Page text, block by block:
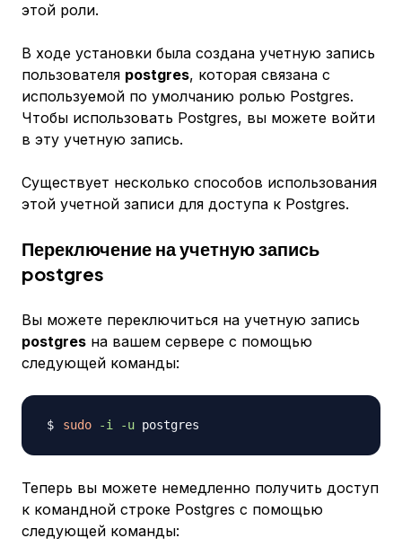
этой роли.
В ходе установки была создана учетную запись
пользователя postgres, которая связана с
используемой по умолчанию ролью Postgres.
Чтобы использовать Postgres, вы можете войти
в эту учетную запись.
Существует несколько способов использования
этой учетной записи для доступа к Postgres.
Переключение на учетную запись
postgres
Вы можете переключиться на учетную запись
postgres на вашем сервере с помощью
следующей команды:
sudo -i -u
Теперь вы можете немедленно получить доступ
к командной строке Postgres с помощью
следующей команды: